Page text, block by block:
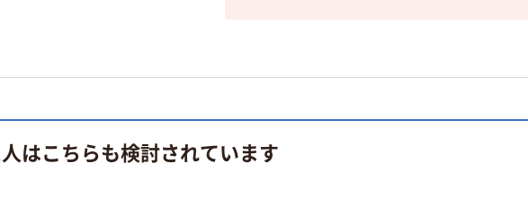
はこちらも検討されています